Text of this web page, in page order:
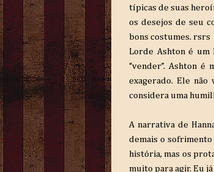
típicas de suas
os desejos de seu
bons costumes. rsrs
Lorde Ashton é um
“vender”. Ashton
exagerado. Ele
considera uma
A narrativa de
demais o
história, mas os
muito para agir. Eu